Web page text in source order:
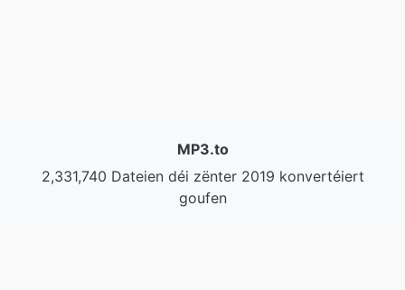
MP3.to
2,331,740 Dateien déi zënter 2019 konvertéiert
goufen